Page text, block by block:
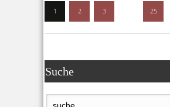
1 2 3 25
Suche